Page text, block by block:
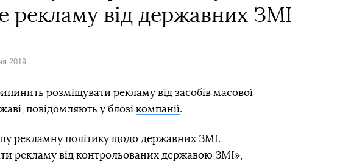
рекламу від державних ЗМІ
2019
розміщувати рекламу від засобів масової
повідомляють у блозі компанії.
рекламну політику щодо державних ЗМІ.
рекламу від контрольованих державою ЗМІ», —